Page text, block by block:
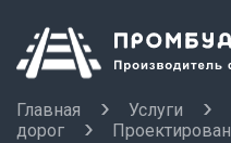
Главная Услуги
дорог